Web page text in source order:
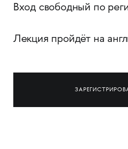
Вход свободный по
Лекция пройдёт на